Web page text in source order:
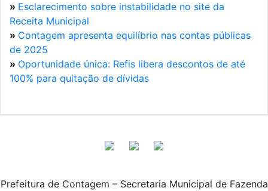
» Esclarecimento sobre instabilidade no site da
Receita Municipal
» Contagem apresenta equilíbrio nas contas públicas
de 2025
» Oportunidade única: Refis libera descontos de até
100% para quitação de dívidas
Prefeitura de Contagem – Secretaria Municipal de Fazenda